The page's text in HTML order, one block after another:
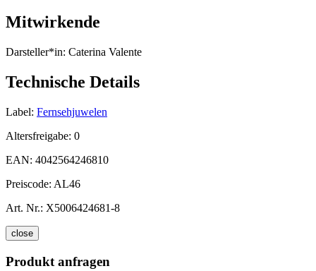
Mitwirkende
Darsteller*in: Caterina Valente
Technische Details
Label: Fernsehjuwelen
Altersfreigabe: 0
EAN: 4042564246810
Preiscode: AL46
Art. Nr.: X5006424681-8
close
Produkt anfragen